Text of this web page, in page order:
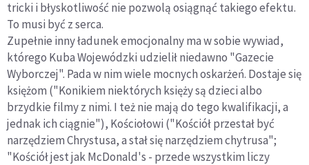
tricki i błyskotliwość nie pozwolą osiągnąć takiego efektu.
To musi być z serca.
Zupełnie inny ładunek emocjonalny ma w sobie wywiad,
którego Kuba Wojewódzki udzielił niedawno "Gazecie
Wyborczej". Pada w nim wiele mocnych oskarżeń. Dostaje się
księżom ("Konikiem niektórych księży są dzieci albo
brzydkie filmy z nimi. I też nie mają do tego kwalifikacji, a
jednak ich ciągnie"), Kościołowi ("Kościół przestał być
narzędziem Chrystusa, a stał się narzędziem chytrusa";
"Kościół jest jak McDonald's - przede wszystkim liczy